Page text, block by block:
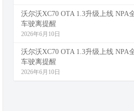
沃尔沃XC70 OTA 1.3升级上线 NPA
车驶离提醒
2026年6月10日
沃尔沃XC70 OTA 1.3升级上线 NPA
车驶离提醒
2026年6月10日